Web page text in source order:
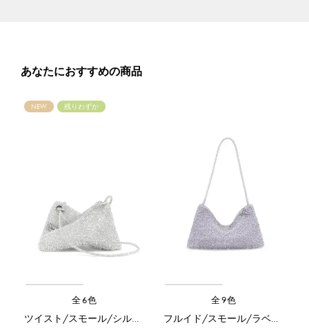
あなたにおすすめの商品
NEW 残りわずか
全6色
ツイスト/スモール/シルバー
全9色
フルイド/スモール/ラベンダーシルバー